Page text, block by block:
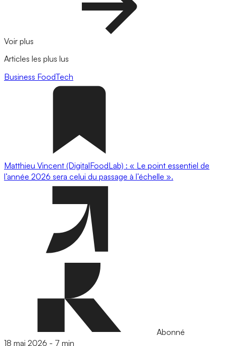
Voir plus
Articles les plus lus
Business FoodTech
Matthieu Vincent (DigitalFoodLab) : « Le point essentiel de
l’année 2026 sera celui du passage à l’échelle ».
Abonné
18 mai 2026 - 7 min